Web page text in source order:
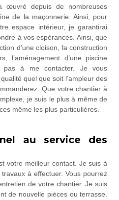
œuvré depuis de nombreuses
de la maçonnerie. Ainsi, pour
espace intérieur, je garantirai
à vos espérances. Ainsi, que
d’une cloison, la construction
l’aménagement d’une piscine
pas à me contacter. Je vous
quel que soit l’ampleur des
Que votre chantier à
je suis le plus à même de
même les plus particulières.
au service des
votre meilleur contact. Je suis à
à effectuer. Vous pourrez
de votre chantier. Je suis
de nouvelle pièces ou terrasse.